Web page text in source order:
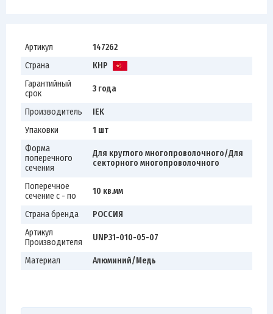
Артикул
147262
Страна
КНР
Гарантийный
срок
3 года
Производитель
IEK
Упаковки
1 шт
Форма
поперечного
сечения
Для круглого многопроволочного/Для
секторного многопроволочного
Поперечное
сечение с - по
10 кв.мм
Страна бренда
РОССИЯ
Артикул
Производителя
UNP31-010-05-07
Материал Алюминий/Медь